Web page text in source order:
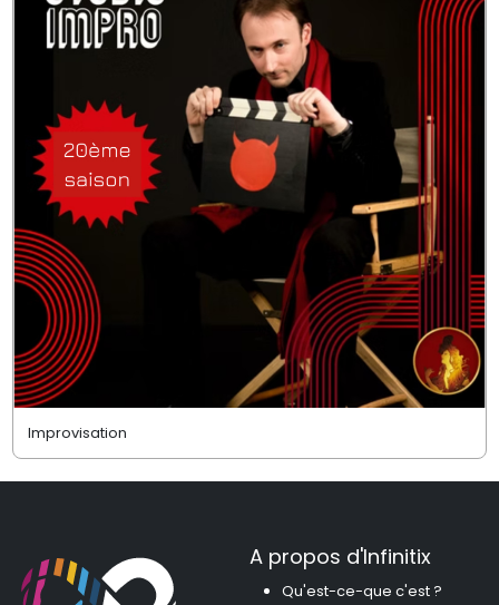
Improvisation
A propos d'Infinitix
Qu'est-ce-que c'est ?